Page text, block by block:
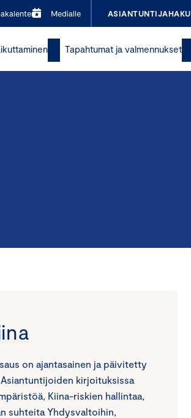
Medialle ASIANTUNTIJAHAKU
Tapahtumat ja valmennukset
on ajantasainen ja päivitetty
kirjoituksissa
Kiina-riskien hallintaa,
suhteita Yhdysvaltoihin,